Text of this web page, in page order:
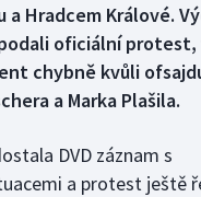
a Hradcem Králové.
oficiální protest,
chybně kvůli
a Marka Plašila.
DVD záznam s
a protest ještě